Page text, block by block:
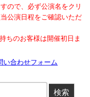
ので、必ず公演名をクリ
公演日程をご確認いただ
ちのお客様は開催初日ま
い合わせフォーム